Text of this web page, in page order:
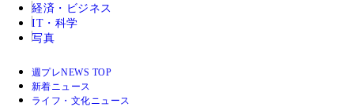
経済・ビジネス
IT・科学
写真
週プレNEWS TOP
新着ニュース
ライフ・文化ニュース